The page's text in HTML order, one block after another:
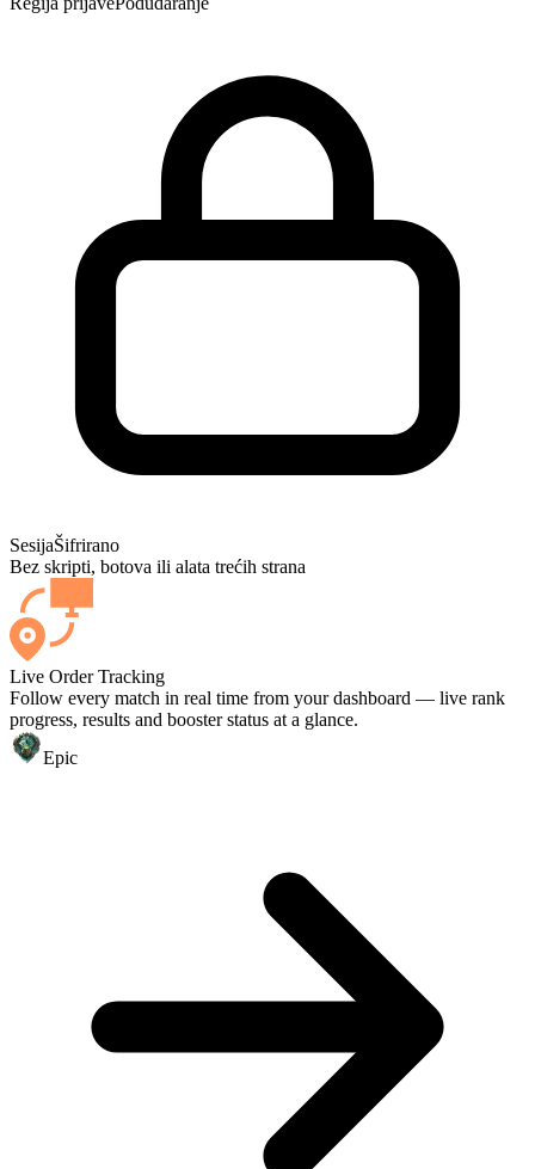
SesijaŠifrirano
Bez skripti, botova ili alata trećih strana
Live Order Tracking
Follow every match in real time from your dashboard — live rank
progress, results and booster status at a glance.
Epic